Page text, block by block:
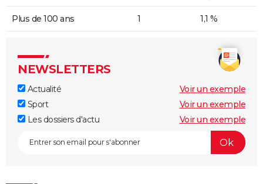
Plus de 100 ans 1 1,1 %
NEWSLETTERS
Actualité
Voir un exemple
Sport
Voir un exemple
Les dossiers d'actu
Voir un exemple